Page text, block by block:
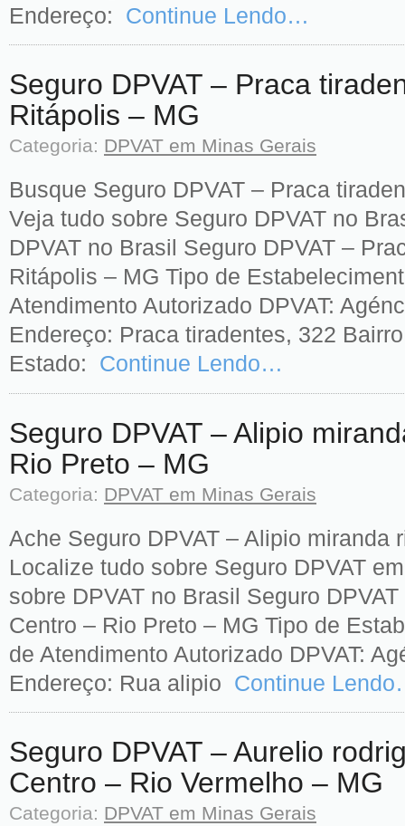
Endereço: Continue Lendo…
Seguro DPVAT – Praca
Ritápolis – MG
Categoria: DPVAT em Minas Gerais
Busque Seguro DPVAT – Praca
Veja tudo sobre Seguro DPVAT no
DPVAT no Brasil Seguro DPVAT –
Ritápolis – MG Tipo de
Atendimento Autorizado DPVAT:
Endereço: Praca tiradentes, 322
Estado: Continue Lendo…
Seguro DPVAT – Alipio
Rio Preto – MG
Categoria: DPVAT em Minas Gerais
Ache Seguro DPVAT – Alipio miranda
Localize tudo sobre Seguro DPVAT
sobre DPVAT no Brasil Seguro
Centro – Rio Preto – MG Tipo de
de Atendimento Autorizado DPVAT:
Endereço: Rua alipio Continue
Seguro DPVAT – Aurelio
Centro – Rio Vermelho – MG
Categoria: DPVAT em Minas Gerais